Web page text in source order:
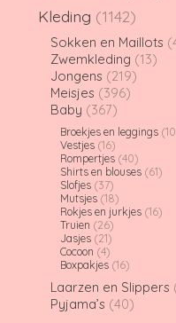
Kleding (1142)
Sokken en Maillots
Zwemkleding (13)
Jongens (219)
Meisjes (396)
Baby (367)
Broekjes en leggings
Vestjes (16)
Rompertjes (40)
Shirts en blouses (61)
Slofjes (37)
Mutsjes (18)
Rokjes en jurkjes (16)
Truien (26)
Jasjes (21)
Cocoon (4)
Boxpakjes (16)
Laarzen en Slippers
Pyjama’s (40)